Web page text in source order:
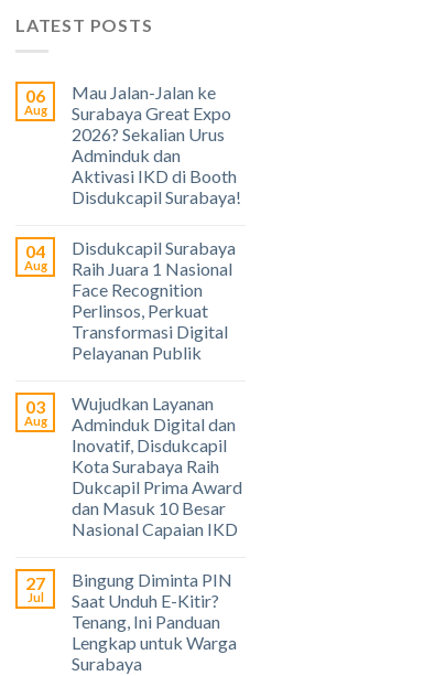
LATEST POSTS
06
Aug
Mau Jalan-Jalan ke
Surabaya Great Expo
2026? Sekalian Urus
Adminduk dan
Aktivasi IKD di Booth
Disdukcapil Surabaya!
04
Aug
Disdukcapil Surabaya
Raih Juara 1 Nasional
Face Recognition
Perlinsos, Perkuat
Transformasi Digital
Pelayanan Publik
03
Aug
Wujudkan Layanan
Adminduk Digital dan
Inovatif, Disdukcapil
Kota Surabaya Raih
Dukcapil Prima Award
dan Masuk 10 Besar
Nasional Capaian IKD
27
Jul
Bingung Diminta PIN
Saat Unduh E-Kitir?
Tenang, Ini Panduan
Lengkap untuk Warga
Surabaya